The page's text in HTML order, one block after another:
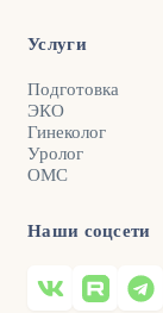
Услуги
Подготовка
ЭКО
Гинеколог
Уролог
ОМС
Наши соцсети